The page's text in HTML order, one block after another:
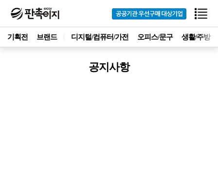
기획전 브랜드 디지털/컴퓨터/가전 오피스/문구 생활/주방
공지사항